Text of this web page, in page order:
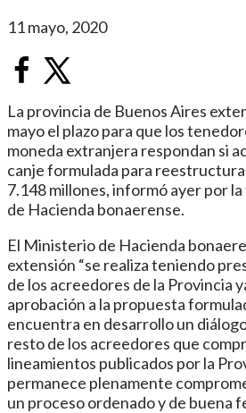
11 mayo, 2020
La provincia de Buenos Aires
mayo el plazo para que los
moneda extranjera respondan si
canje formulada para
7.148 millones, informó ayer por
de Hacienda bonaerense.
El Ministerio de Hacienda
extensión “se realiza teniendo
de los acreedores de la Provincia
aprobación a la propuesta
encuentra en desarrollo un
resto de los acreedores que
lineamientos publicados por la
permanece plenamente
un proceso ordenado y de buena